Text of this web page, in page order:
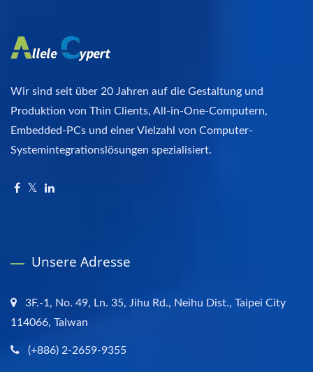
Wir sind seit über 20 Jahren auf die Gestaltung und
Produktion von Thin Clients, All-in-One-Computern,
Embedded-PCs und einer Vielzahl von Computer-
Systemintegrationslösungen spezialisiert.
Unsere Adresse
3F.-1, No. 49, Ln. 35, Jihu Rd., Neihu Dist., Taipei City
114066, Taiwan
(+886) 2-2659-9355